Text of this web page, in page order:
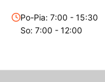
Po-Pia: 7:00 - 15:30
So: 7:00 - 12:00